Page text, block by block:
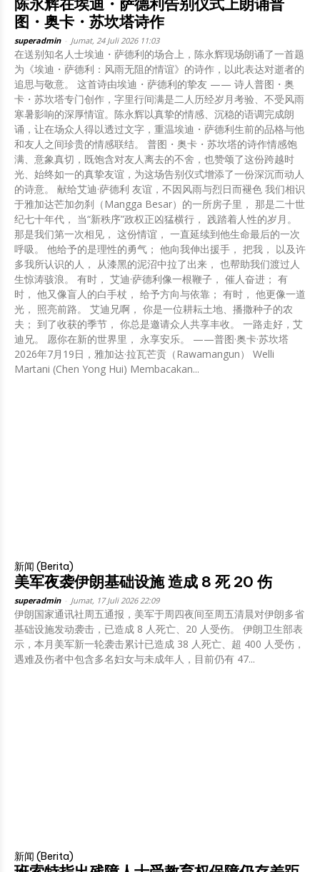
陈永辉在埃迪・萨德利告别仪式上朗诵普
图・奥卡・苏坎塔诗作
superadmin Jumat, 24 Juli 2026 11:03
在送别知名人士埃迪・萨德利的场合上，陈永辉现场朗诵了一首题
为《埃迪・萨德利：风雨无阻的情谊》的诗作，以此表达对逝者的
追思与敬意。 这首诗由埃迪・萨德利的挚友 —— 诗人普图・奥
卡・苏坎塔专门创作，字里行间满是二人历经岁月考验、不受风雨
寒暑影响的深厚情谊。陈永辉以真挚的情感、沉稳的语调完成朗
诵，让在场众人得以透过文字，重温埃迪・萨德利生前的品格与他
和友人之间珍贵的情感联结。 普图・奥卡・苏坎塔的诗作情感饱
满、意象真切，既饱含对友人离去的不舍，也赞颂了这份跨越时
光、始终如一的真挚友谊，为这场告别仪式增添了一份深沉而动人
的诗意。 献给艾迪·萨德利 友谊，不因风雨与烈日而褪色 我们相识
于雅加达芒加勿刹（Mangga Besar）的一所房子里， 那是二十世
纪七十年代， 当“新秩序”政权正凶猛横行， 践踏着人性的岁月。
那是我们第一次相见， 这份情谊， 一直延续到他生命最后的一次
呼吸。 他给予的是理性的勇气； 他向我伸出援手， 把我， 以及许
多我所认识的人， 从漆黑的泥沼中拉了出来， 也帮助我们渡过人
生惊涛骇浪。 有时， 艾迪·萨德利像一根鞭子， 催人奋进； 有
时， 他又像盲人的白手杖， 给予方向与依靠； 有时， 他更像一道
光， 照亮前路。 艾迪兄啊， 你是一位耕耘土地、播撒种子的农
夫； 到了收获的季节， 你总是邀请众人共享丰收。 一路走好，艾
迪兄。 愿你在新的世界里， 永享安乐。 ——普图·奥卡·苏坎塔
2026年7月19日，雅加达·拉瓦芒贡（Rawamangun） Welli
Martani (Chen Yong Hui) Membacakan...
新闻 (Berita)
美军夜袭伊朗基础设施 造成 8 死 20 伤
superadmin Jumat, 17 Juli 2026 22:09
伊朗国家通讯社周五通报，美军于周四夜间至周五清晨对伊朗多省
基础设施发动袭击，已造成 8 人死亡、20 人受伤。 伊朗卫生部表
示，本月美军新一轮袭击累计已造成 38 人死亡、超 400 人受伤，
遇难及伤者中包含多名妇女与未成年人，目前仍有 47...
新闻 (Berita)